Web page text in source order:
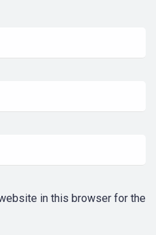
in this browser for the